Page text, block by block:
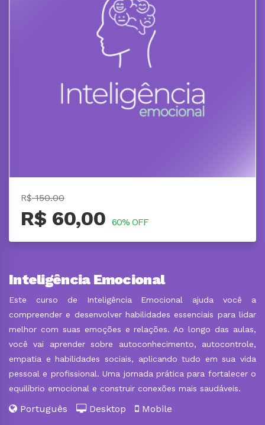
R$150.00
R$ 60,00 60% OFF
Inteligência Emocional
Este curso de Inteligência Emocional ajuda você a
compreender e desenvolver habilidades essenciais para lidar
melhor com suas emoções e relações. Ao longo das aulas,
você vai aprender sobre autoconhecimento, autocontrole,
empatia e habilidades sociais, aplicando tudo em sua vida
pessoal e profissional. Uma jornada prática para fortalecer o
equilíbrio emocional e construir conexões mais saudáveis.
Português Desktop Mobile